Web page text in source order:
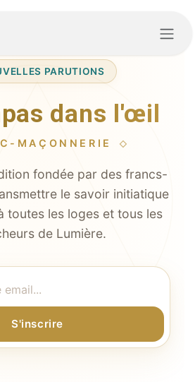
PARUTIONS
dans l'œil
MAÇONNERIE
fondée par des francs-
le savoir initiatique
toutes les loges et tous les
de Lumière.
S'inscrire